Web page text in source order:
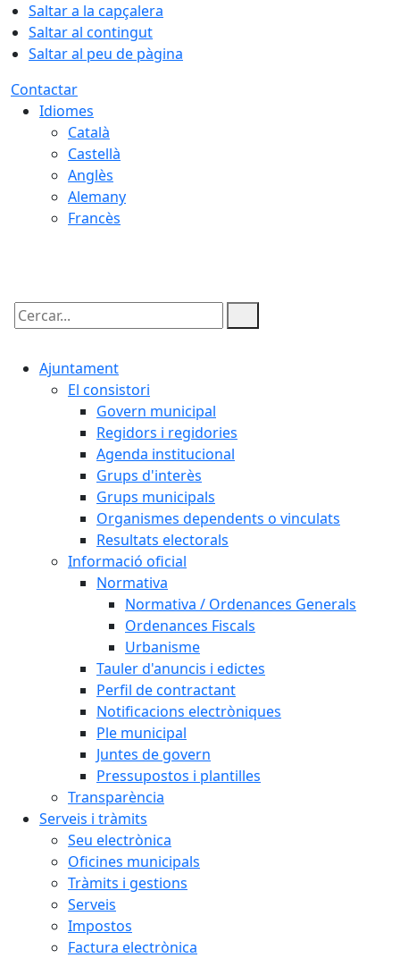
Saltar a la capçalera
Saltar al contingut
Saltar al peu de pàgina
Contactar
Idiomes
Català
Castellà
Anglès
Alemany
Francès
Cercar:
Ajuntament
El consistori
Govern municipal
Regidors i regidories
Agenda institucional
Grups d'interès
Grups municipals
Organismes dependents o vinculats
Resultats electorals
Informació oficial
Normativa
Normativa / Ordenances Generals
Ordenances Fiscals
Urbanisme
Tauler d'anuncis i edictes
Perfil de contractant
Notificacions electròniques
Ple municipal
Juntes de govern
Pressupostos i plantilles
Transparència
Serveis i tràmits
Seu electrònica
Oficines municipals
Tràmits i gestions
Serveis
Impostos
Factura electrònica